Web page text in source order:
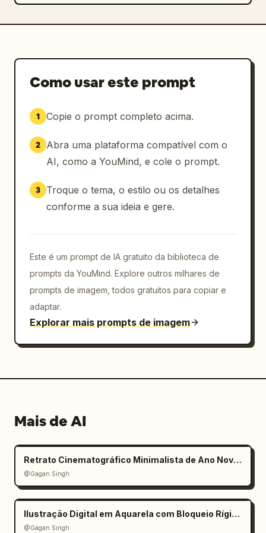
Como usar este prompt
1 Copie o prompt completo acima.
2
Abra uma plataforma compatível com o
AI, como a YouMind, e cole o prompt.
3
Troque o tema, o estilo ou os detalhes
conforme a sua ideia e gere.
Este é um prompt de IA gratuito da biblioteca de
prompts da YouMind. Explore outros milhares de
prompts de imagem, todos gratuitos para copiar e
adaptar.
Explorar mais prompts de imagem
Mais de AI
Retrato Cinematográfico Minimalista de Ano Novo 2026
@Gagan Singh
Ilustração Digital em Aquarela com Bloqueio Rígido de Identidade
@Gagan Singh